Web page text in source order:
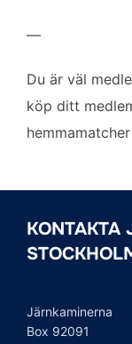
—
Du är väl
köp ditt
KONTAKTA
Järnkaminerna
Box 92091